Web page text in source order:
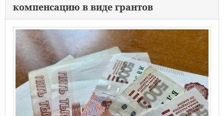
компенсацию в виде грантов